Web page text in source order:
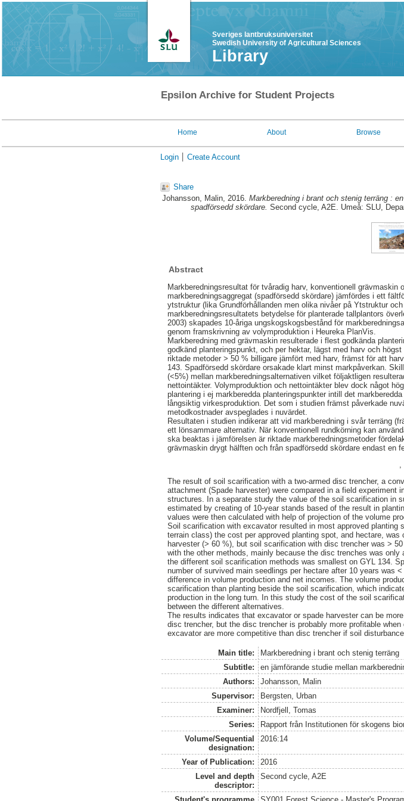
Sveriges lantbruksuniversitet
Swedish University of Agricultural Sciences
Library
Epsilon Archive for Student Projects
Home About Browse
Login Create Account
Share
Johansson, Malin, 2016. Markberedning i brant och stenig terräng :
spadförsedd skördare. Second cycle, A2E. Umeå: SLU,
Abstract
Markberedningsresultat för tvåradig harv, konventionell
markberedningsaggregat (spadförsedd skördare) jämfördes i ett
ytstruktur (lika Grundförhållanden men olika nivåer på Ytstruktur
markberedningsresultatets betydelse för planterade tallplantors
2003) skapades 10-åriga ungskogskogsbestånd för
genom framskrivning av volymproduktion i Heureka PlanVis.
Markberedning med grävmaskin resulterade i flest godkända
godkänd planteringspunkt, och per hektar, lägst med harv och
riktade metoder > 50 % billigare jämfört med harv, främst för att
143. Spadförsedd skördare orsakade klart minst markpåverkan.
(<5%) mellan markberedningsalternativen vilket följaktligen
nettointäkter. Volymproduktion och nettointäkter blev dock något
plantering i ej markberedda planteringspunkter intill det
långsiktig virkesproduktion. Det som i studien främst påverkade
metodkostnader avspeglades i nuvärdet.
Resultaten i studien indikerar att vid markberedning i svår terräng
ett lönsammare alternativ. När konventionell rundkörning kan
ska beaktas i jämförelsen är riktade markberedningsmetoder
grävmaskin drygt hälften och från spadförsedd skördare endast en
The result of soil scarification with a two-armed disc trencher, a
attachment (Spade harvester) were compared in a field
structures. In a separate study the value of the soil scarification in
estimated by creating of 10-year stands based of the result in
values were then calculated with help of projection of the volume
Soil scarification with excavator resulted in most approved planting
terrain class) the cost per approved planting spot, and hectare,
harvester (> 60 %), but soil scarification with disc trencher was >
with the other methods, mainly because the disc trenches was
the different soil scarification methods was smallest on GYL 134.
number of survived main seedlings per hectare after 10 years was
difference in volume production and net incomes. The volume
scarification than planting beside the soil scarification, which
production in the long turn. In this study the cost of the soil
between the different alternatives.
The results indicates that excavator or spade harvester can be
disc trencher, but the disc trencher is probably more profitable
excavator are more competitive than disc trencher if soil
Main title:
Markberedning i brant och stenig terräng
Subtitle:
en jämförande studie mellan
Authors:
Johansson, Malin
Supervisor:
Bergsten, Urban
Examiner:
Nordfjell, Tomas
Series:
Rapport från Institutionen för skogens
Volume/Sequential
designation:
2016:14
Year of Publication:
2016
Level and depth
descriptor:
Second cycle, A2E